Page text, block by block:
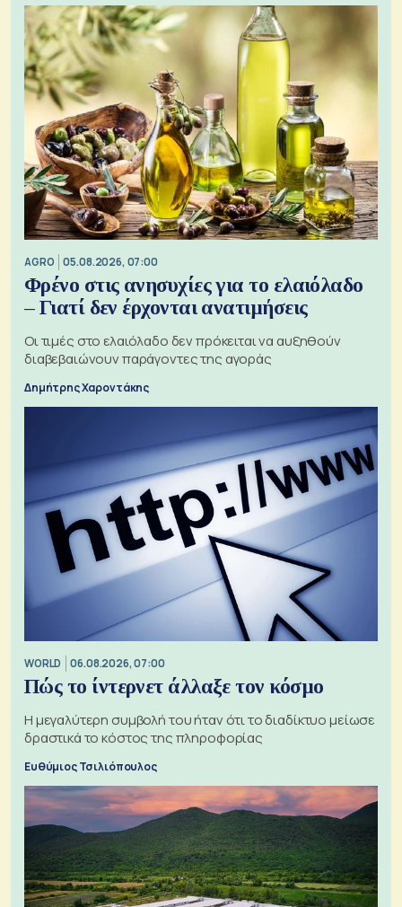
AGRO 05.08.2026, 07:00
Φρένο στις ανησυχίες για το ελαιόλαδο
– Γιατί δεν έρχονται ανατιμήσεις
Οι τιμές στο ελαιόλαδο δεν πρόκειται να αυξηθούν
διαβεβαιώνουν παράγοντες της αγοράς
Δημήτρης Χαροντάκης
WORLD 06.08.2026, 07:00
Πώς το ίντερνετ άλλαξε τον κόσμο
Η μεγαλύτερη συμβολή του ήταν ότι το διαδίκτυο μείωσε
δραστικά το κόστος της πληροφορίας
Ευθύμιος Τσιλιόπουλος